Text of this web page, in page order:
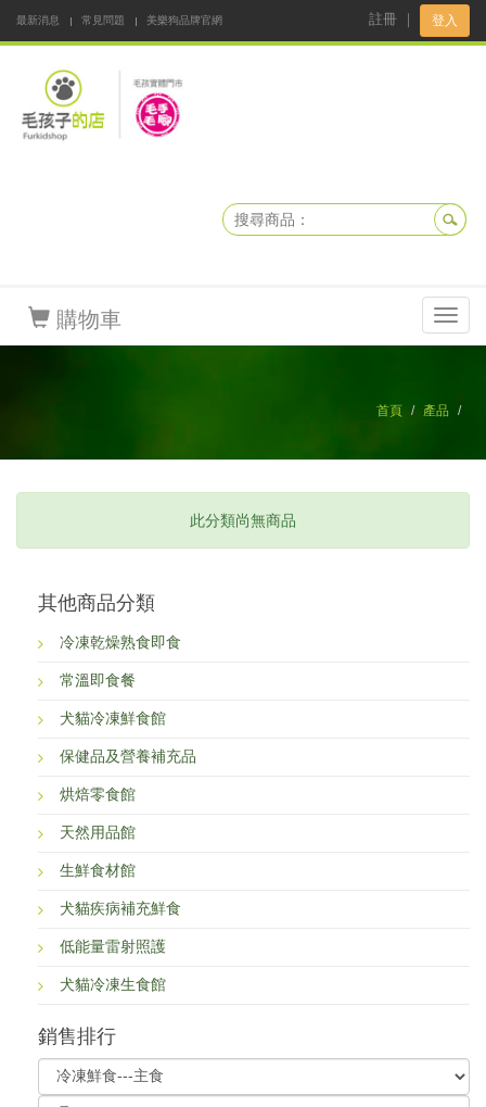
最新消息 常見問題
美樂狗品牌官網
註冊 登入
購物車
首頁 產品
此分類尚無商品
其他商品分類
冷凍乾燥熟食即食
常溫即食餐
犬貓冷凍鮮食館
保健品及營養補充品
烘焙零食館
天然用品館
生鮮食材館
犬貓疾病補充鮮食
低能量雷射照護
犬貓冷凍生食館
銷售排行